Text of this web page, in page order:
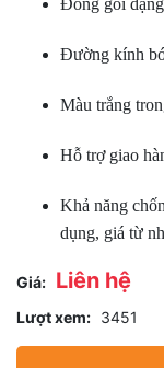
Đường kính
Màu trắng
Hỗ trợ giao
Khả năng
dụng, giá từ
Giá: Liên hệ
Lượt xem: 3451